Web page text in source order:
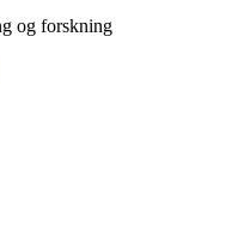
og forskning